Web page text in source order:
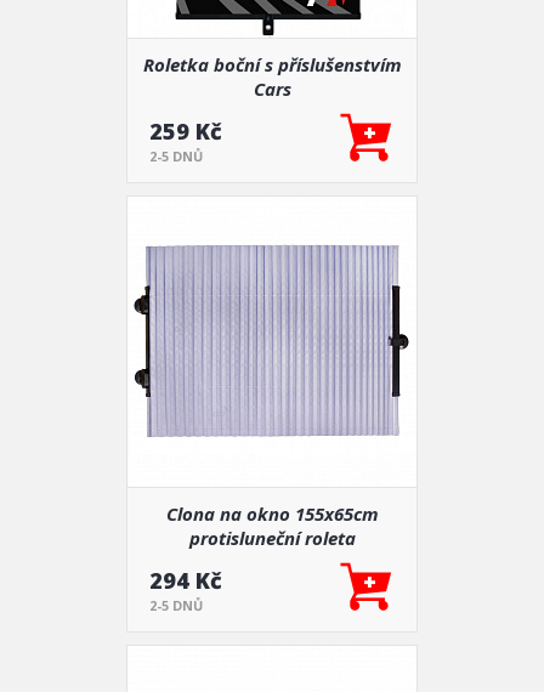
Roletka boční s příslušenstvím
Cars
259 Kč
2-5 DNŮ
Clona na okno 155x65cm
protisluneční roleta
294 Kč
2-5 DNŮ